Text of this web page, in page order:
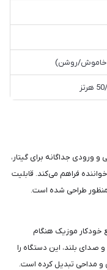
خاموش/روشن)
جداگانه برای گیتار،
فراهم می‌کند. قابلیت
خودکار موزیک هنگام
بلند، این دستگاه را
مداحی تبدیل کرده است.